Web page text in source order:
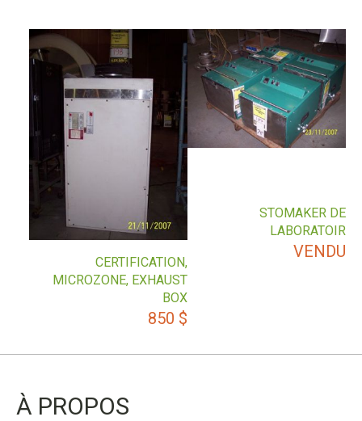
STOMAKER DE
LABORATOIR
VENDU
CERTIFICATION,
MICROZONE, EXHAUST
BOX
850 $
À PROPOS